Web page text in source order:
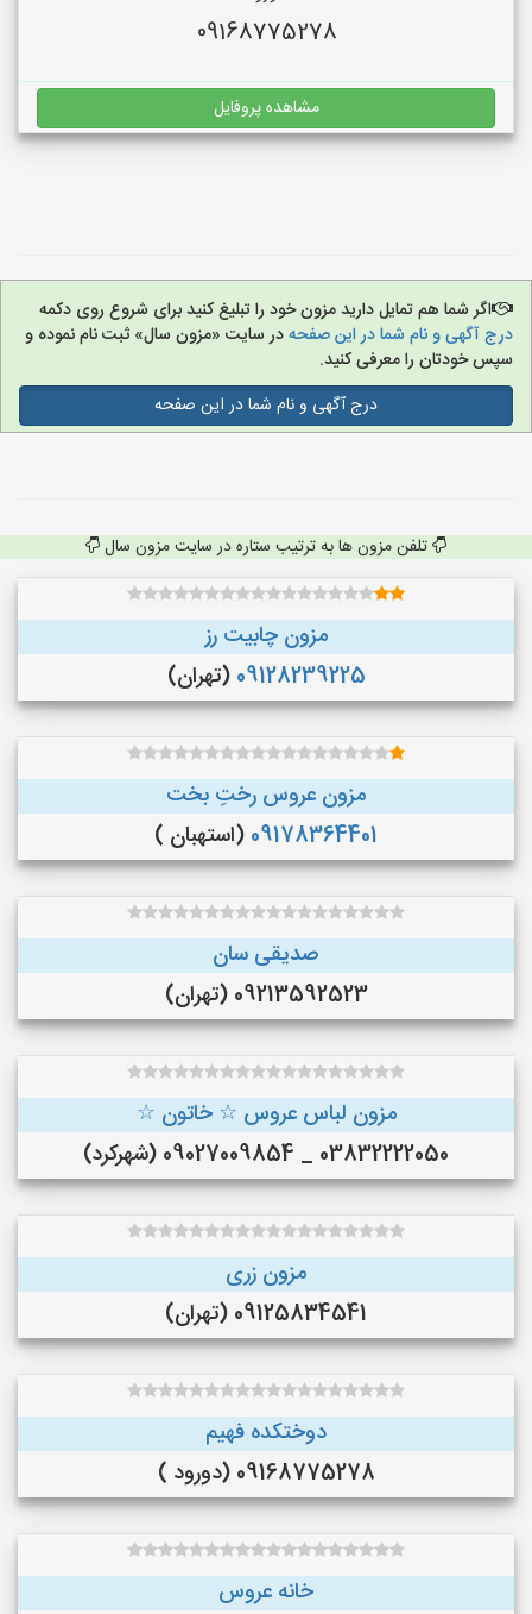
09168775278
مشاهده پروفایل
اگر شما هم تمایل دارید مزون خود را تبلیغ کنید برای شروع روی دکمه
درج آگهی و نام شما در این صفحهدر سایت «مزون سال» ثبت نام نموده و
سپس خودتان را معرفی کنید.
درج آگهی و نام شما در این صفحه
تلفن مزون ها به ترتیب ستاره در سایت مزون سال
مزون چابیت رز
09128239225 (تهران)
مزون عروس رختِ بخت
09178364401 (استهبان )
صدیقی سان
09213592523 (تهران)
مزون لباس عروس ☆ خاتون ☆
03832222050 _ 09027009854 (شهرکرد)
مزون زری
09125834541 (تهران)
دوختکده فهیم
09168775278 (دورود )
خانه عروس